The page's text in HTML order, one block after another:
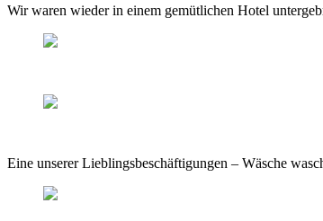
Wir waren wieder in einem gemütlichen Hotel
Eine unserer Lieblingsbeschäftigungen – Wäsche